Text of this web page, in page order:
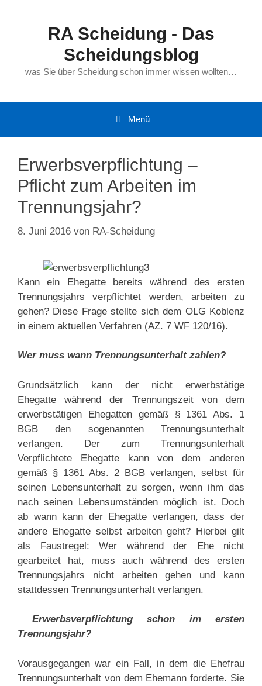
RA Scheidung - Das
Scheidungsblog
was Sie über Scheidung schon immer wissen wollten…
Menü
Erwerbsverpflichtung –
Pflicht zum Arbeiten im
Trennungsjahr?
8. Juni 2016 von RA-Scheidung
Kann ein Ehegatte bereits während des ersten
Trennungsjahrs verpflichtet werden, arbeiten zu
gehen? Diese Frage stellte sich dem OLG Koblenz
in einem aktuellen Verfahren (AZ. 7 WF 120/16).
Wer muss wann Trennungsunterhalt zahlen?
Grundsätzlich kann der nicht erwerbstätige
Ehegatte während der Trennungszeit von dem
erwerbstätigen Ehegatten gemäß § 1361 Abs. 1
BGB den sogenannten Trennungsunterhalt
verlangen. Der zum Trennungsunterhalt
Verpflichtete Ehegatte kann von dem anderen
gemäß § 1361 Abs. 2 BGB verlangen, selbst für
seinen Lebensunterhalt zu sorgen, wenn ihm das
nach seinen Lebensumständen möglich ist. Doch
ab wann kann der Ehegatte verlangen, dass der
andere Ehegatte selbst arbeiten geht? Hierbei gilt
als Faustregel: Wer während der Ehe nicht
gearbeitet hat, muss auch während des ersten
Trennungsjahrs nicht arbeiten gehen und kann
stattdessen Trennungsunterhalt verlangen.
Erwerbsverpflichtung schon im ersten
Trennungsjahr?
Vorausgegangen war ein Fall, in dem die Ehefrau
Trennungsunterhalt von dem Ehemann forderte. Sie